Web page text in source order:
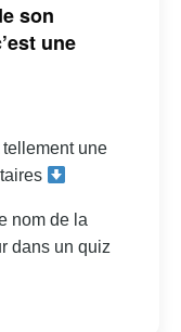
son
une
tellement une
nom de la
dans un quiz